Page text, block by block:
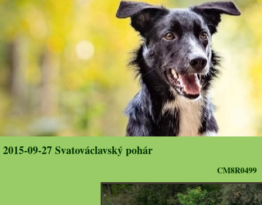
2015-09-27 Svatováclavský pohár
CM8R0499